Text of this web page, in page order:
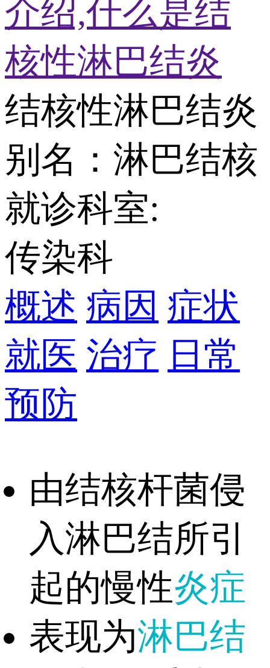
介绍,什么是结
核性淋巴结炎
结核性淋巴结炎
别名：淋巴结核
就诊科室:
传染科
概述 病因 症状
就医 治疗 日常
预防
由结核杆菌侵
入淋巴结所引
起的慢性炎症
表现为淋巴结